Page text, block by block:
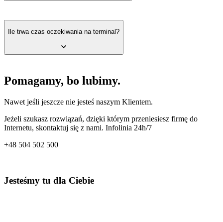
terminala przenośnego 49 zł/miesięcznie, terminal Smart
D220 otrzymujesz na własność bez dodatkowych opłat.
Procentowa prowizja miesięczna od transakcji kartami wynosi
Visa – 0,69%, Mastercard – 0,79%, DinersClub – 3,20%,
zagranicznymi w funkcji DCC – 0,00%, kartami
zagranicznymi i biznesowymi bez funkcji – plus 1%.
Tak, umowę na terminal określającą warunki wzięcia udziału w
programie podpisujesz z eService.
Ile trwa czas oczekiwania na terminal?
Po akceptacji wniosku przez Fundację Polska Bezgotówkowa
terminal zostanie do Ciebie dostarczony do 5 dni.
Pomagamy, bo lubimy.
Nawet jeśli jeszcze nie jesteś naszym Klientem.
Jeżeli szukasz rozwiązań, dzięki którym przeniesiesz firmę do
Internetu, skontaktuj się z nami. Infolinia 24h/7
+48 504 502 500
Jesteśmy tu dla Ciebie